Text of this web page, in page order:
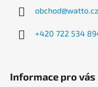
obchod@watto.cz
+420 722 534
Informace pro vás